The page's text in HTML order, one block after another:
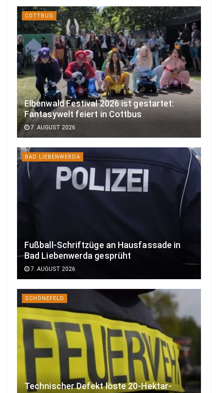
COTTBUS
Elbenwald Festival 2026 ist gestartet:
Fantasywelt feiert in Cottbus
7. AUGUST 2026
BAD LIEBENWERDA
Fußball-Schriftzüge an Hausfassade in
Bad Liebenwerda gesprüht
7. AUGUST 2026
SCHÖNEFELD
Technischer Defekt löste 20-Hektar-